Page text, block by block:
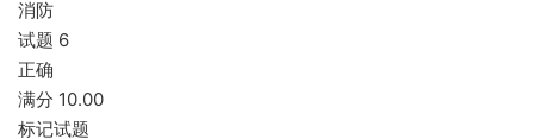
消防
试题 6
正确
满分 10.00
标记试题